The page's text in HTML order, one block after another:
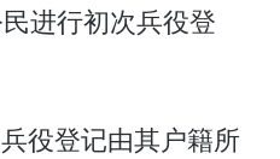
进行初次兵役登
役登记由其户籍所